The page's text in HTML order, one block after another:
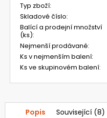
Typ zboží:
Skladové číslo:
Balící a prodejní množství
(ks):
Nejmenší prodávané:
Ks v nejmenším balení:
Ks ve skupinovém balení:
Popis Související (8)
269,76
Kč
Původně:
385,37